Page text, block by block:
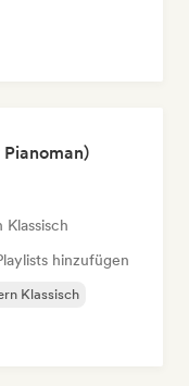
hinzufügen
Klassisch